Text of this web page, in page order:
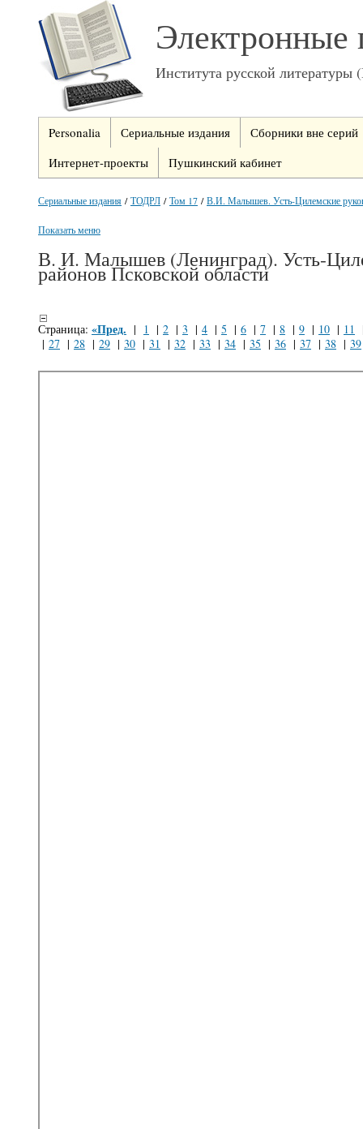
Электронные
Института русской
Personalia Сериальные издания
Сборники вне серий
Интернет-проекты
Пушкинский кабинет
Сериальные издания /ТОДРЛ /Том 17 /В.И. Малышев. Усть-Цилемские
Показать меню
В. И. Малышев (Ленинград). Усть-
районов Псковской области
Страница: «Пред. | 1 | 2 | 3 | 4 | 5 | 6 | 7 | 8 | 9 | 10 | 11
| 27 | 28 | 29 | 30 | 31 | 32 | 33 | 34 | 35 | 36 | 37 | 38 | 39